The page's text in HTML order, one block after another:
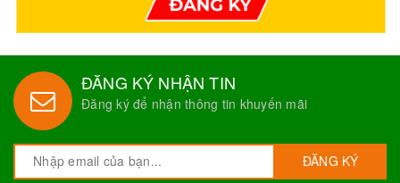
ĐĂNG KÝ NHẬN TIN
Đăng ký để nhận thông tin khuyến mãi
ĐĂNG KÝ